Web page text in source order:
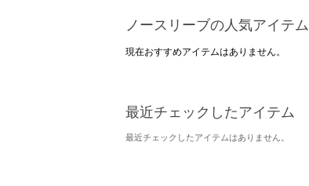
ノースリーブの人気アイテム
現在おすすめアイテムはありません。
最近チェックしたアイテム
最近チェックしたアイテムはありません。